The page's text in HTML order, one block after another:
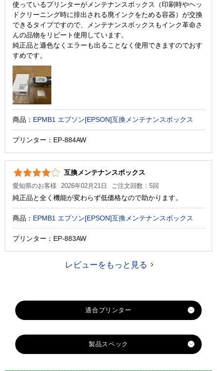
使っているプリンターがメンテナンスボックス（印刷時やヘッ
ドクリーニング時に排出される廃インクをためる容器）が交換
できるタイプですので、メンテナンスボックスもインク革命さ
んの品物をリピート使用しています。
純正品と遜色なくエラーも出ることなく使用できますのでおす
すめです。
商品： EPMB1 エプソン[EPSON]互換メンテナンスボックス
プリンター：EP-884AW
互換メンテナンスボックス
愛知県のお客様 2026年02月21日 ご注文回数：5回
純正品と全く機能が変わらず低価格なので助かります。
商品： EPMB1 エプソン[EPSON]互換メンテナンスボックス
プリンター：EP-883AW
レビューをもっと見る
製品スペック